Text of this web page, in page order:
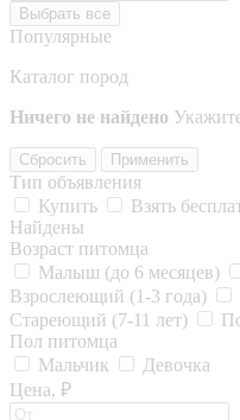
Выбрать все
Популярные
Каталог пород
Ничего не найдено
Сбросить Применить
Тип объявления
Купить
Взять
Найдены
Возраст питомца
Малыш (до 6 месяцев)
Взрослеющий (1-3 года)
Стареющий (7-11 лет)
Пол питомца
Мальчик
Девочка
Цена, ₽